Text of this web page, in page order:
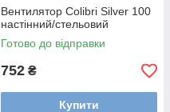
Вентилятор Colibri Silver 100
настінний/стельовий
Готово до відправки
752 ₴
Купити